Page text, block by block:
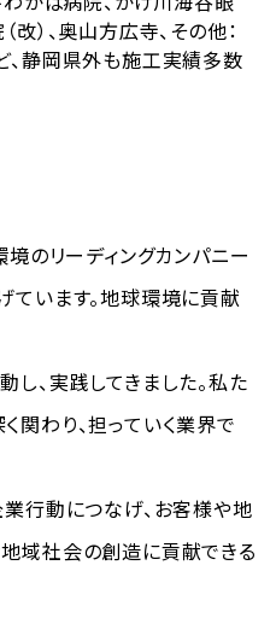
改）、奥山方広寺、その他：
、静岡県外も施工実績多数
のリーディングカンパニー
ています。地球環境に貢献
、実践してきました。私た
関わり、担っていく業界で
行動につなげ、お客様や地
域社会の創造に貢献できる